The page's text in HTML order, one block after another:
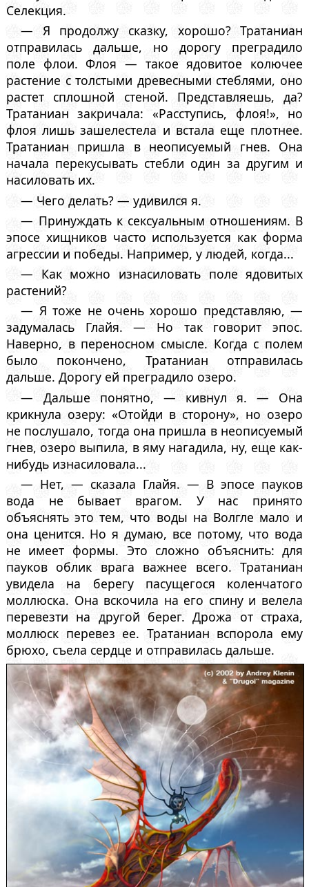
Селекция.
— Я продолжу сказку, хорошо? Тратаниан
отправилась дальше, но дорогу преградило
поле флои. Флоя — такое ядовитое колючее
растение с толстыми древесными стеблями, оно
растет сплошной стеной. Представляешь, да?
Тратаниан закричала: «Расступись, флоя!», но
флоя лишь зашелестела и встала еще плотнее.
Тратаниан пришла в неописуемый гнев. Она
начала перекусывать стебли один за другим и
насиловать их.
— Чего делать? — удивился я.
— Принуждать к сексуальным отношениям. В
эпосе хищников часто используется как форма
агрессии и победы. Например, у людей, когда...
— Как можно изнасиловать поле ядовитых
растений?
— Я тоже не очень хорошо представляю, —
задумалась Глайя. — Но так говорит эпос.
Наверно, в переносном смысле. Когда с полем
было покончено, Тратаниан отправилась
дальше. Дорогу ей преградило озеро.
— Дальше понятно, — кивнул я. — Она
крикнула озеру: «Отойди в сторону», но озеро
не послушало, тогда она пришла в неописуемый
гнев, озеро выпила, в яму нагадила, ну, еще как-
нибудь изнасиловала...
— Нет, — сказала Глайя. — В эпосе пауков
вода не бывает врагом. У нас принято
объяснять это тем, что воды на Волгле мало и
она ценится. Но я думаю, все потому, что вода
не имеет формы. Это сложно объяснить: для
пауков облик врага важнее всего. Тратаниан
увидела на берегу пасущегося коленчатого
моллюска. Она вскочила на его спину и велела
перевезти на другой берег. Дрожа от страха,
моллюск перевез ее. Тратаниан вспорола ему
брюхо, съела сердце и отправилась дальше.